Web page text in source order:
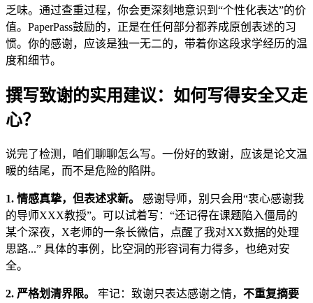
乏味。通过查重过程，你会更深刻地意识到“个性化表达”的价
值。PaperPass鼓励的，正是在任何部分都养成原创表述的习
惯。你的感谢，应该是独一无二的，带着你这段求学经历的温
度和细节。
撰写致谢的实用建议：如何写得安全又走
心？
说完了检测，咱们聊聊怎么写。一份好的致谢，应该是论文温
暖的结尾，而不是危险的陷阱。
1. 情感真挚，但表述求新。
感谢导师，别只会用“衷心感谢我
的导师XXX教授”。可以试着写：“还记得在课题陷入僵局的
某个深夜，X老师的一条长微信，点醒了我对XX数据的处理
思路...” 具体的事例，比空洞的形容词有力得多，也绝对安
全。
2. 严格划清界限。 牢记：致谢只表达感谢之情， 不重复摘要